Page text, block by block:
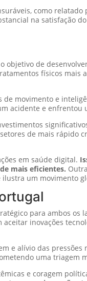
como relatado
na satisfação
objetivo de
físicos mais
movimento e
acidente e enfrentou
de mais rápido
em saúde digital.
mais eficientes.
um movimento
para ambos os
inovações
e alívio das pressões
uma triagem
e coragem